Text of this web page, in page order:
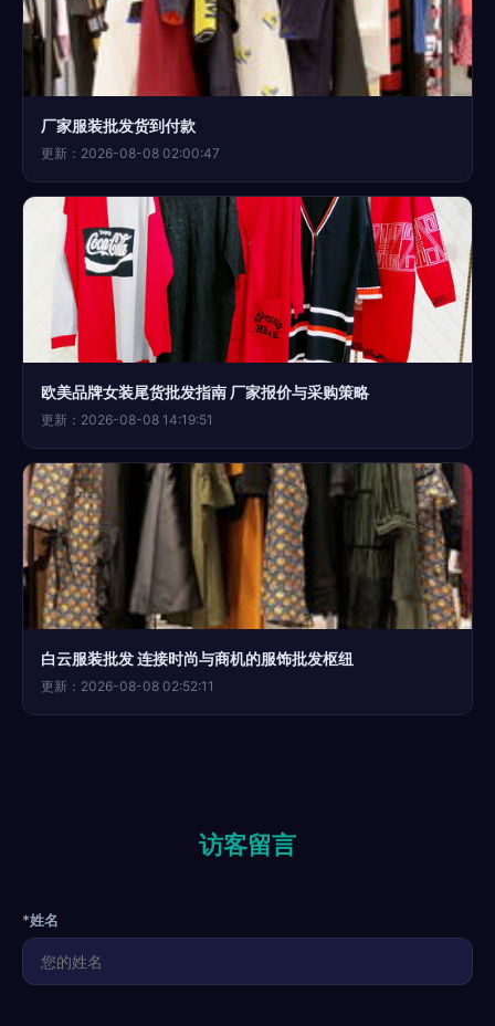
厂家服装批发货到付款
更新：2026-08-08 02:00:47
欧美品牌女装尾货批发指南 厂家报价与采购策略
更新：2026-08-08 14:19:51
白云服装批发 连接时尚与商机的服饰批发枢纽
更新：2026-08-08 02:52:11
访客留言
*姓名